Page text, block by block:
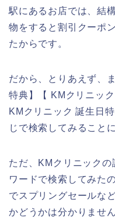
駅にあるお店では、結
物をすると割引クーポ
たからです。
だから、とりあえず、
特典】【 KMクリニッ
KMクリニック 誕生日
じで検索してみること
ただ、KMクリニック
ワードで検索してみた
でスプリングセールな
かどうかは分かりませ